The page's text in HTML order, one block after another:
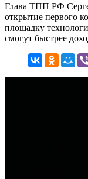
Глава ТПП РФ
открытие первого
площадку
смогут быстрее